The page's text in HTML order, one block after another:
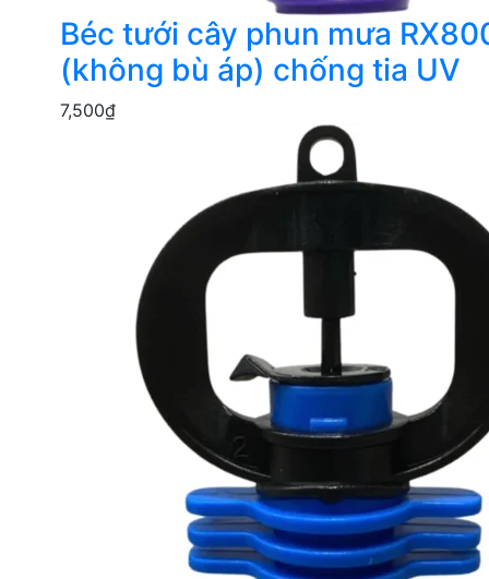
Béc tưới cây phun mưa
(không bù áp) chống tia UV
7,500₫